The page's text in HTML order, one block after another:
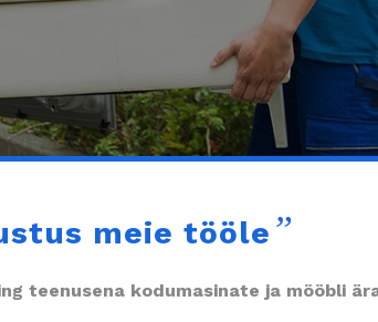
meie tööle ”
teenusena kodumasinate ja mööbli